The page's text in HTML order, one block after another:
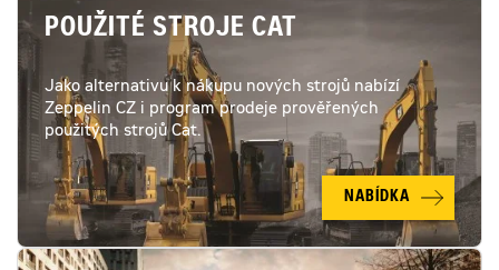
POUŽITÉ STROJE CAT
Jako alternativu k nákupu nových strojů nabízí
Zeppelin CZ i program prodeje prověřených
použitých strojů Cat.
NABÍDKA